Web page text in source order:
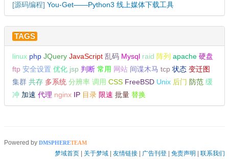
[源码编程] You-Get——Python3 线上媒体下载工具
TAGS
linux php JQuery JavaScript 乱码 Mysql raid 阵列 apache 硬盘
ftp 安全设置 优化 jsp 判断 常用 网站 间谍木马 tcp 状态 变迁图
集群 共存 多系统 分辨率 调用 CSS FreeBSD Unix 后门 防范 缓
冲 加速 代理 nginx IP 目录 限速 批量 替换
Powered by DMSPHERETEAM
梦域首页 关于梦域 友情链接 广告刊登 免责声明 联系我们